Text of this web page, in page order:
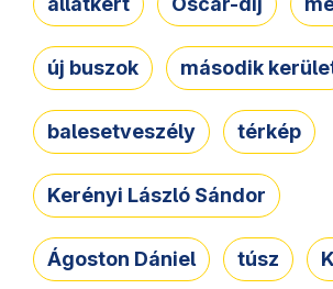
új buszok második
balesetveszély térkép
Kerényi László Sándor
Ágoston Dániel túsz